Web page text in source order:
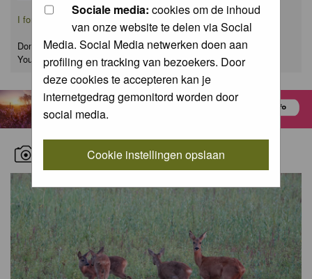
Sociale media: cookies om de inhoud
van onze website te delen via Social
Media. Social Media netwerken doen aan
profiling en tracking van bezoekers. Door
deze cookies te accepteren kan je
internetgedrag gemonitord worden door
social media.
Cookie instellingen opslaan
I forgot my password
Don't have an account yet?
You canregisterfor FREE
RECENT NATURE PICTURES